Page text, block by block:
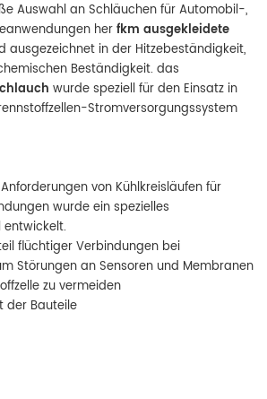
Auswahl an Schläuchen für Automobil-,
herfkm ausgekleidete
ausgezeichnet in der Hitzebeständigkeit,
Beständigkeit. das
wurde speziell für den Einsatz in
Stromversorgungssystem
von Kühlkreisläufen für
wurde ein spezielles
flüchtiger Verbindungen bei
Störungen an Sensoren und Membranen
zu vermeiden
der Bauteile